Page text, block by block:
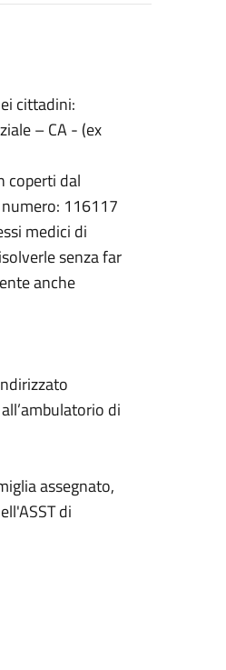
cittadini:
– CA - (ex
coperti dal
116117
medici di
senza far
anche
di
assegnato,
di